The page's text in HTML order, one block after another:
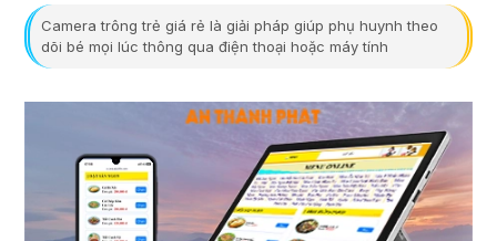
Camera trông trẻ giá rẻ là giải pháp giúp phụ huynh theo
dõi bé mọi lúc thông qua điện thoại hoặc máy tính